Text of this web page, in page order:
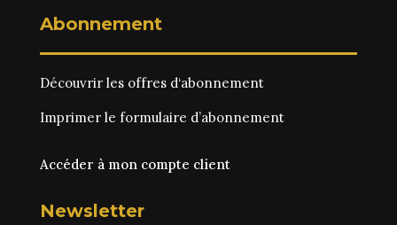
Abonnement
Découvrir les offres d‘abonnement
Imprimer le formulaire d’abonnement
Accéder à mon compte client
Newsletter